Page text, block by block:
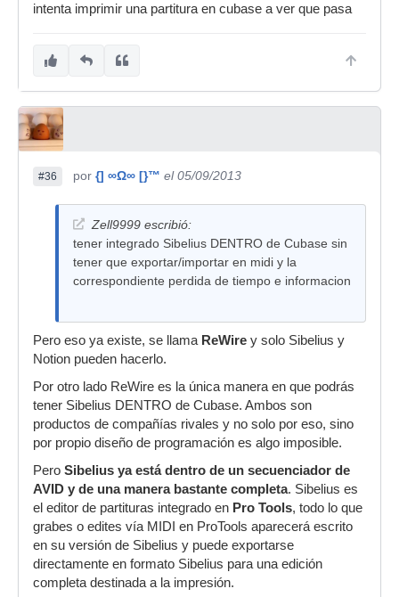
intenta imprimir una partitura en cubase a ver que pasa
#36 por {] ∞Ω∞ [}™ el 05/09/2013
Zell9999 escribió:
tener integrado Sibelius DENTRO de Cubase sin
tener que exportar/importar en midi y la
correspondiente perdida de tiempo e informacion
Pero eso ya existe, se llama ReWire y solo Sibelius y
Notion pueden hacerlo.
Por otro lado ReWire es la única manera en que podrás
tener Sibelius DENTRO de Cubase. Ambos son
productos de compañías rivales y no solo por eso, sino
por propio diseño de programación es algo imposible.
Pero Sibelius ya está dentro de un secuenciador de
AVID y de una manera bastante completa. Sibelius es
el editor de partituras integrado en Pro Tools, todo lo que
grabes o edites vía MIDI en ProTools aparecerá escrito
en su versión de Sibelius y puede exportarse
directamente en formato Sibelius para una edición
completa destinada a la impresión.